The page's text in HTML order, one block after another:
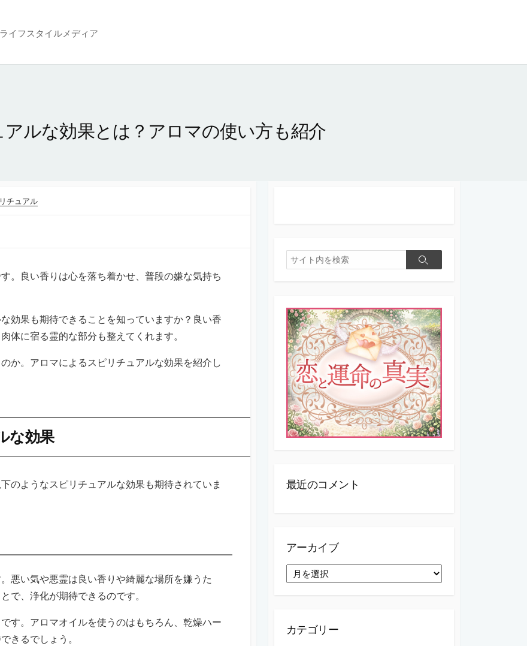
イフスタイルメディア
ルな効果とは？アロマの使い方も紹介
チュアル
。良い香りは心を落ち着かせ、普段の嫌な気持ち
効果も期待できることを知っていますか？良い香
体に宿る霊的な部分も整えてくれます。
か。アロマによるスピリチュアルな効果を紹介し
な効果
のようなスピリチュアルな効果も期待されていま
悪い気や悪霊は良い香りや綺麗な場所を嫌うた
で、浄化が期待できるのです。
す。アロマオイルを使うのはもちろん、乾燥ハー
きるでしょう。
検
索
検
最近のコメント
アーカイブ
ア
ー
カテゴリー